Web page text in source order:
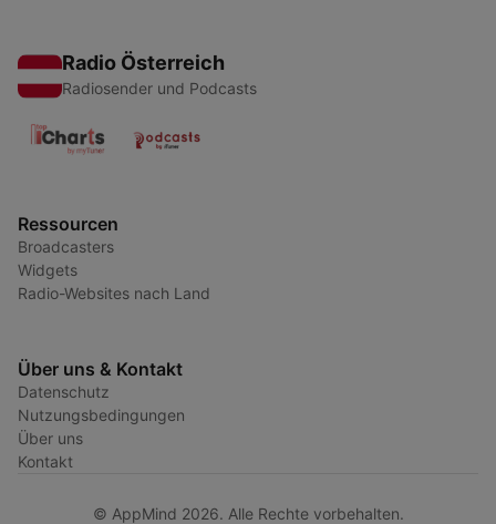
Radio Österreich
Radiosender und Podcasts
Ressourcen
Broadcasters
Widgets
Radio-Websites nach Land
Über uns & Kontakt
Datenschutz
Nutzungsbedingungen
Über uns
Kontakt
© AppMind 2026. Alle Rechte vorbehalten.